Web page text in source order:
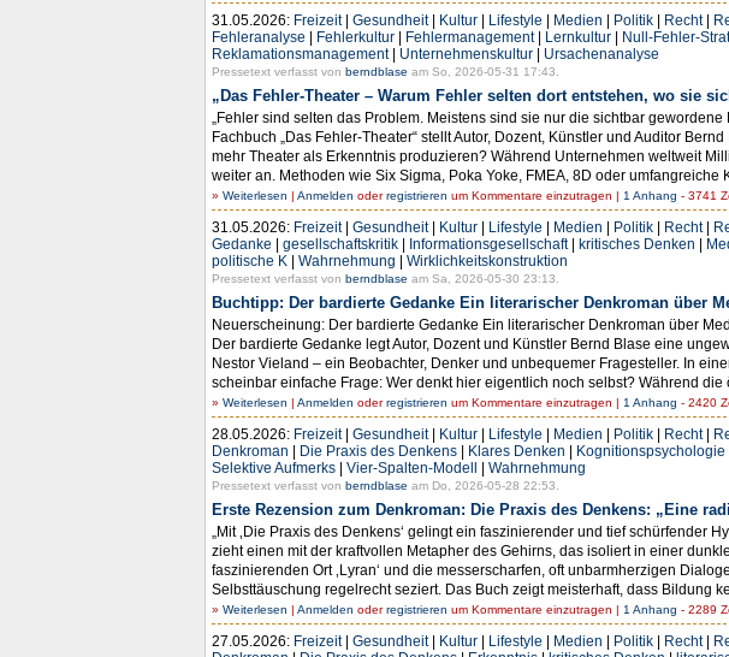
31.05.2026: Freizeit| Gesundheit| Kultur | Lifestyle | Medien | Politik | Recht|
Fehleranalyse | Fehlerkultur | Fehlermanagement| Lernkultur | Null-Fehler-
Reklamationsmanagement| Unternehmenskultur | Ursachenanalyse
Pressetext verfasst von berndblase am So, 2026-05-31 17:43.
„Das Fehler-Theater – Warum Fehler selten dort entstehen, wo sie
„Fehler sind selten das Problem. Meistens sind sie nur die sichtbar
Fachbuch „Das Fehler-Theater“ stellt Autor, Dozent, Künstler und Auditor
mehr Theater als Erkenntnis produzieren? Während Unternehmen weltweit
weiter an. Methoden wie Six Sigma, Poka Yoke, FMEA, 8D oder umfangreiche
» Weiterlesen | Anmelden oderregistrieren um Kommentare einzutragen | 1 Anhang - 3741
31.05.2026: Freizeit| Gesundheit| Kultur | Lifestyle | Medien | Politik | Recht|
Gedanke | gesellschaftskritik | Informationsgesellschaft| kritisches Denken |
politische K | Wahrnehmung | Wirklichkeitskonstruktion
Pressetext verfasst von berndblase am Sa, 2026-05-30 23:13.
Buchtipp: Der bardierte Gedanke Ein literarischer Denkroman über
Neuerscheinung: Der bardierte Gedanke Ein literarischer Denkroman über
Der bardierte Gedanke legt Autor, Dozent und Künstler Bernd Blase eine
Nestor Vieland – ein Beobachter, Denker und unbequemer Fragesteller. In
scheinbar einfache Frage: Wer denkt hier eigentlich noch selbst? Während die
» Weiterlesen | Anmelden oderregistrieren um Kommentare einzutragen | 1 Anhang - 2420
28.05.2026: Freizeit| Gesundheit| Kultur | Lifestyle | Medien | Politik | Recht|
Denkroman | Die Praxis des Denkens | Klares Denken | Kognitionspsychologie
Selektive Aufmerks | Vier-Spalten-Modell | Wahrnehmung
Pressetext verfasst von berndblase am Do, 2026-05-28 22:53.
Erste Rezension zum Denkroman: Die Praxis des Denkens: „Eine
„Mit ‚Die Praxis des Denkens‘ gelingt ein faszinierender und tief
zieht einen mit der kraftvollen Metapher des Gehirns, das isoliert in einer
faszinierenden Ort ‚Lyran‘ und die messerscharfen, oft unbarmherzigen
Selbsttäuschung regelrecht seziert. Das Buch zeigt meisterhaft, dass Bildung
» Weiterlesen | Anmelden oderregistrieren um Kommentare einzutragen | 1 Anhang - 2289
27.05.2026: Freizeit| Gesundheit| Kultur | Lifestyle | Medien | Politik | Recht|